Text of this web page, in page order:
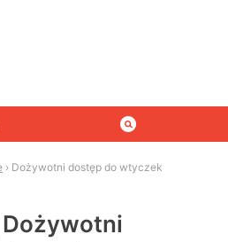
› Dożywotni dostęp do wtyczek